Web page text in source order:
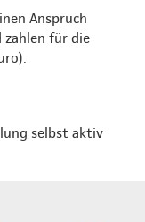
Anspruch
für die
selbst aktiv